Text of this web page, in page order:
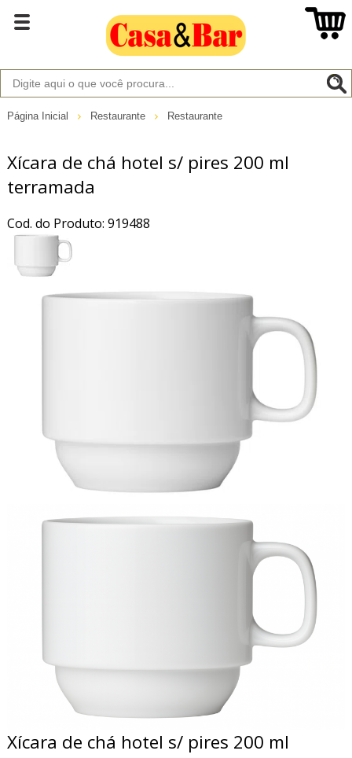
Página Inicial Restaurante Restaurante
Xícara de chá hotel s/ pires 200 ml
terramada
Cod. do Produto: 919488
Xícara de chá hotel s/ pires 200 ml